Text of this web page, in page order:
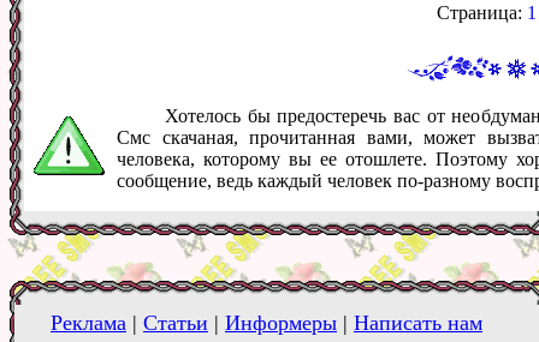
Страница: 1
Хотелось бы предостеречь вас от
Смс скачаная, прочитанная вами, может
человека, которому вы ее отошлете. Поэтому
сообщение, ведь каждый человек по-разному
Реклама | Статьи | Информеры | Написать нам